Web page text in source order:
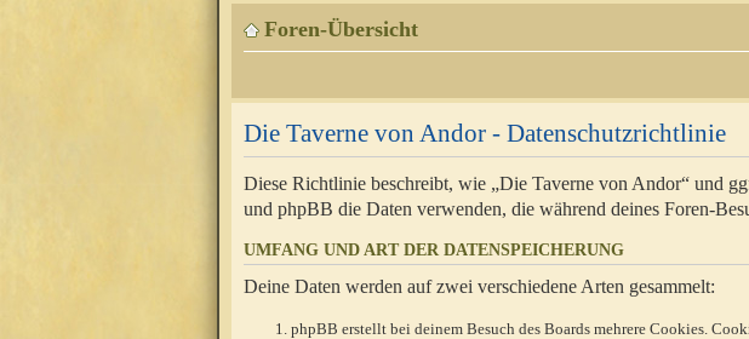
Foren-Übersicht
Die Taverne von Andor - Datenschutzrichtlinie
Diese Richtlinie beschreibt, wie „Die Taverne von Andor“ und
und phpBB die Daten verwenden, die während deines Foren-
UMFANG UND ART DER DATENSPEICHERUNG
Deine Daten werden auf zwei verschiedene Arten gesammelt:
phpBB erstellt bei deinem Besuch des Boards mehrere Cookies.